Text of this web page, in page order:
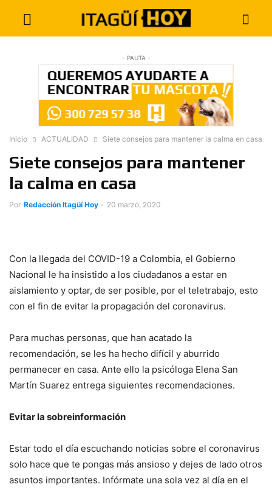
- PAUTA -
Inicio ACTUALIDAD Siete consejos para mantener la calma en casa
Siete consejos para mantener
la calma en casa
Por Redacción Itagüí Hoy - 20 marzo, 2020
Con la llegada del COVID-19 a Colombia, el Gobierno
Nacional le ha insistido a los ciudadanos a estar en
aislamiento y optar, de ser posible, por el teletrabajo, esto
con el fin de evitar la propagación del coronavirus.
Para muchas personas, que han acatado la
recomendación, se les ha hecho difícil y aburrido
permanecer en casa. Ante ello la psicóloga Elena San
Martín Suarez entrega siguientes recomendaciones.
Evitar la sobreinformación
Estar todo el día escuchando noticias sobre el coronavirus
solo hace que te pongas más ansioso y dejes de lado otros
asuntos importantes. Infórmate una sola vez al día en el